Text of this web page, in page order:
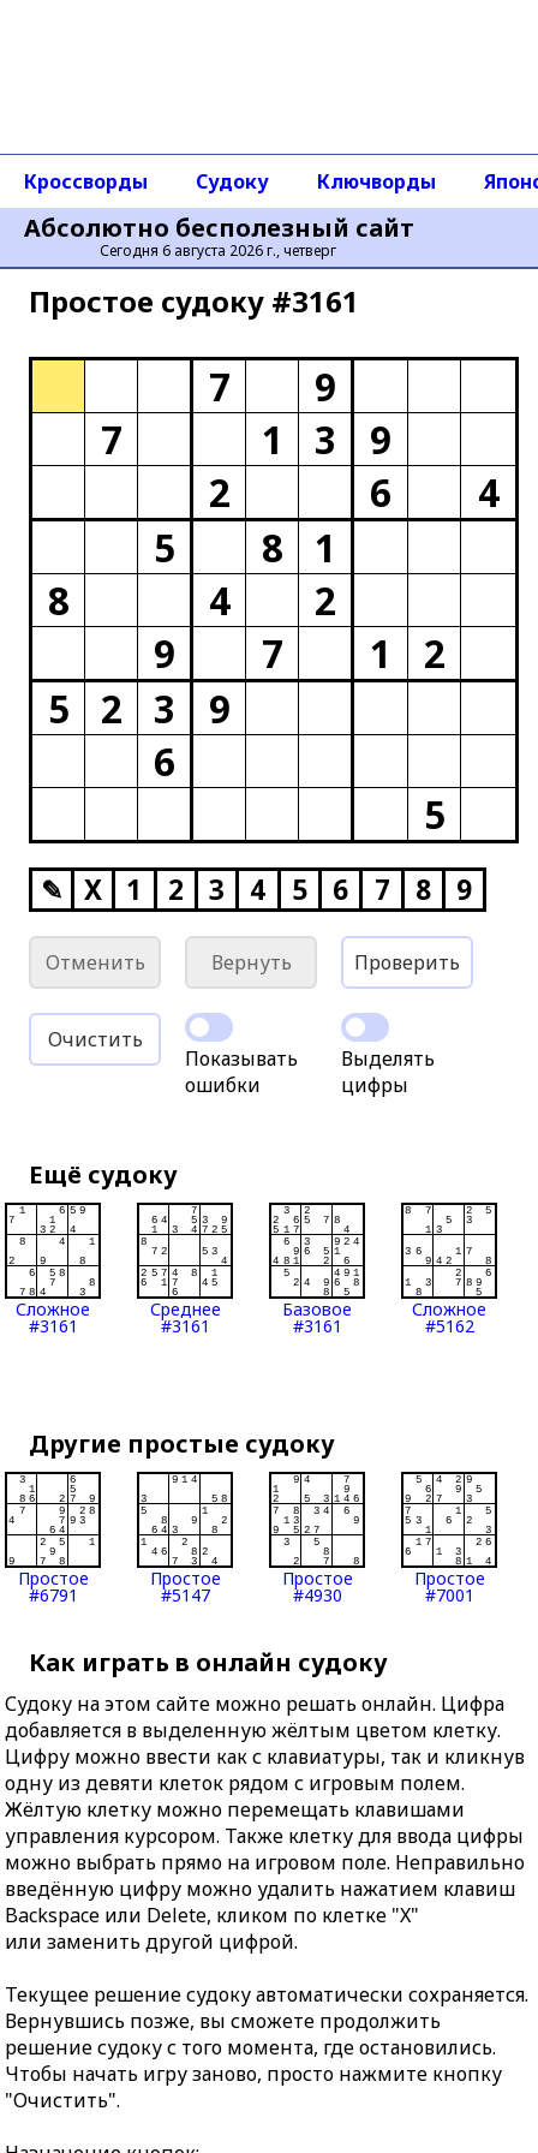
Абсолютно бесполезный сайт
Сегодня 6 августа 2026 г., четверг
Кроссворды Судоку Ключворды
Простое cудоку #3161
7
9
7
1 3
9
2
6
4
5
8
1
8
4
2
9
7 1
2
5
2 3
9
6
5
✎ X 1 2 3 4 5 6 7 8 9
Отменить Вернуть Проверить
Очистить
Показывать
ошибки
Выделять
цифры
Ещё судоку
Сложное
#3161
Среднее
#3161
Базовое
#3161
Сложное
#5162
Другие простые судоку
Простое
#6791
Простое
#5147
Простое
#4930
Простое
#7001
Как играть в онлайн судоку
Судоку на этом сайте можно решать онлайн. Цифра
добавляется в выделенную жёлтым цветом клетку.
Цифру можно ввести как с клавиатуры, так и кликнув
одну из девяти клеток рядом с игровым полем.
Жёлтую клетку можно перемещать клавишами
управления курсором. Также клетку для ввода цифры
можно выбрать прямо на игровом поле. Неправильно
введённую цифру можно удалить нажатием клавиш
Backspace или Delete, кликом по клетке "X"
или заменить другой цифрой.
Текущее решение судоку автоматически сохраняется.
Вернувшись позже, вы сможете продолжить
решение судоку с того момента, где остановились.
Чтобы начать игру заново, просто нажмите кнопку
"Очистить".